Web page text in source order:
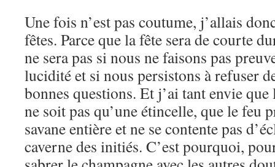
Une fois n’est pas coutume, j’allais
fêtes. Parce que la fête sera de courte
ne sera pas si nous ne faisons pas
lucidité et si nous persistons à refuser
bonnes questions. Et j’ai tant envie
ne soit pas qu’une étincelle, que le feu
savane entière et ne se contente pas
caverne des initiés. C’est pourquoi,